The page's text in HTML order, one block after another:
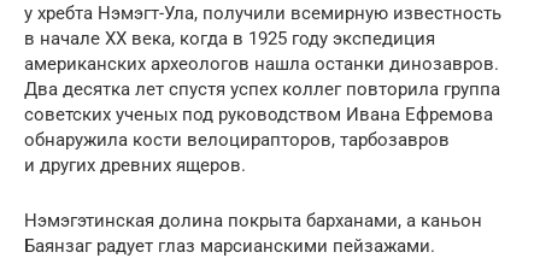
у хребта Нэмэгт-Ула, получили всемирную известность
в начале XX века, когда в 1925 году экспедиция
американских археологов нашла останки динозавров.
Два десятка лет спустя успех коллег повторила группа
советских ученых под руководством Ивана Ефремова
обнаружила кости велоцирапторов, тарбозавров
и других древних ящеров.
Нэмэгэтинская долина покрыта барханами, а каньон
Баянзаг радует глаз марсианскими пейзажами.